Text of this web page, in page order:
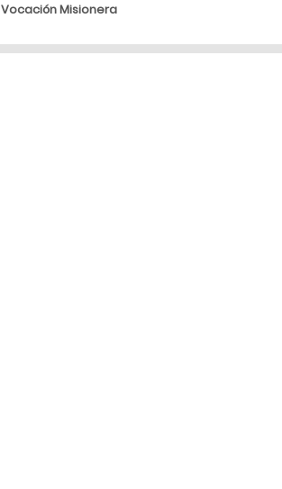
Vocación Misionera